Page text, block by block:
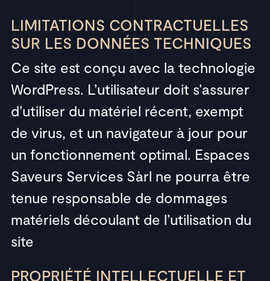
LIMITATIONS CONTRACTUELLES
SUR LES DONNÉES TECHNIQUES
Ce site est conçu avec la technologie
WordPress. L’utilisateur doit s’assurer
d’utiliser du matériel récent, exempt
de virus, et un navigateur à jour pour
un fonctionnement optimal. Espaces
Saveurs Services Sàrl ne pourra être
tenue responsable de dommages
matériels découlant de l’utilisation du
site
PROPRIÉTÉ INTELLECTUELLE ET